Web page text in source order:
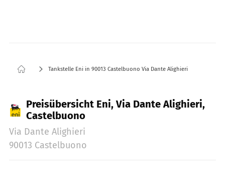
Tankstelle Eni in 90013 Castelbuono Via Dante Alighieri
Preisübersicht Eni, Via Dante Alighieri,
Castelbuono
Via Dante Alighieri
90013 Castelbuono